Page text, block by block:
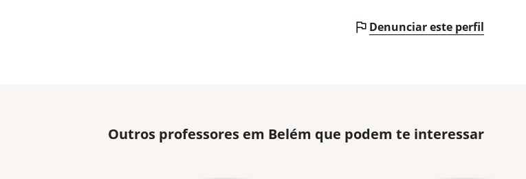
Denunciar este perfil
Outros professores em Belém que podem te interessar